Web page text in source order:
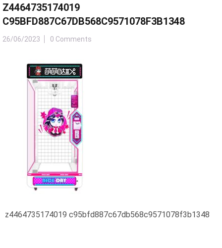
Z4464735174019
C95BFD887C67DB568C9571078F3B1348
26/06/2023 0 Comments
z4464735174019 c95bfd887c67db568c9571078f3b1348